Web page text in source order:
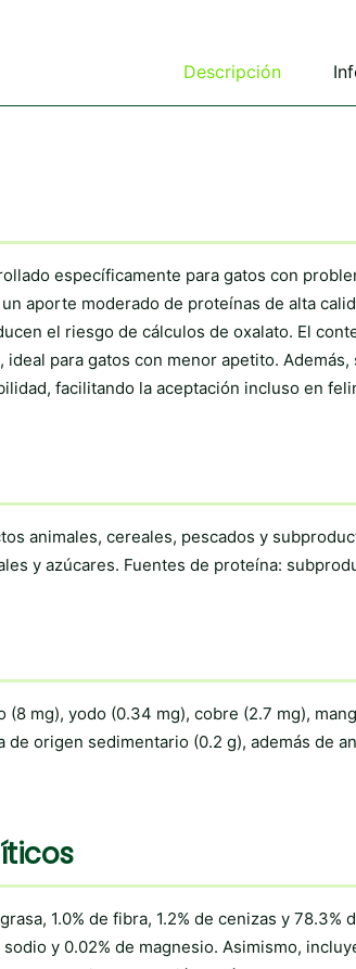
Descripción
específicamente para gatos con
aporte moderado de proteínas de alta
el riesgo de cálculos de oxalato. El
para gatos con menor apetito.
facilitando la aceptación incluso en
animales, cereales, pescados y
y azúcares. Fuentes de proteína:
(8 mg), yodo (0.34 mg), cobre (2.7 mg),
origen sedimentario (0.2 g), además de
1.0% de fibra, 1.2% de cenizas y 78.3%
y 0.02% de magnesio. Asimismo,